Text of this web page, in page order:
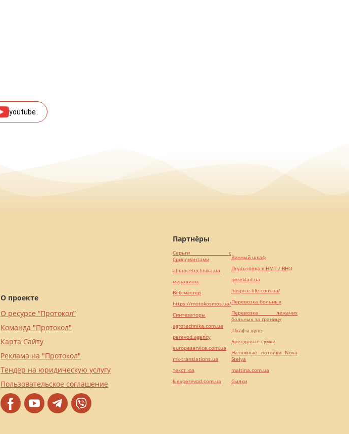
youtube
О проекте
О ресурсе “Протокол”
Команда "Протокол"
Карта Сайту
Реклама на "Протокол"
Тендер на юридическую услугу
Пользовательское соглашение
Партнёры
Серьги с
бриллиантами
alliancetechnika.ua
миралинкс
Веб мастер
https://motokosmos.ua/
Синтезаторы
agrotechnika.com.ua
perevod.agency
europeservice.com.ua
mk-translations.ua
текст юа
kievperevod.com.ua
Винный шкаф
Подготовка к НМТ / ВНО
pereklad.ua
hospice-life.com.ua/
Перевозка больных
Перевозка лежачих
больных за границу
Шкафы купе
Брендовые сумки
Натяжные потолки Nova
Stelya
maltina.com.ua
Cылки